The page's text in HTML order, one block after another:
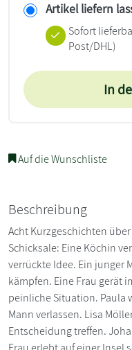
Artikel liefern
Sofort
Post/DHL)
In
Auf die Wunschliste
Beschreibung
Acht Kurzgeschichten
Schicksale: Eine Köchin
verrückte Idee. Ein junger
kämpfen. Eine Frau gerät
peinliche Situation. Paula
Mann verlassen. Lisa
Entscheidung treffen.